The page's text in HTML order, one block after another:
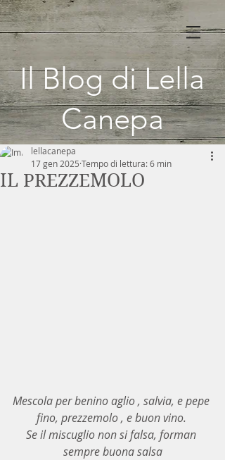
Il Blog di Lella
Canepa
IL PREZZEMOLO
lellacanepa
17 gen 2025 Tempo di lettura: 6 min
Mescola per benino aglio , salvia, e pepe
fino, prezzemolo , e buon vino.
Se il miscuglio non si falsa, forman
sempre buona salsa